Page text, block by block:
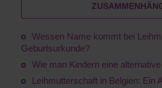
Wessen Name kommt bei
Geburtsurkunde?
Wie man Kindern eine
Leihmutterschaft in Belgien: Ein